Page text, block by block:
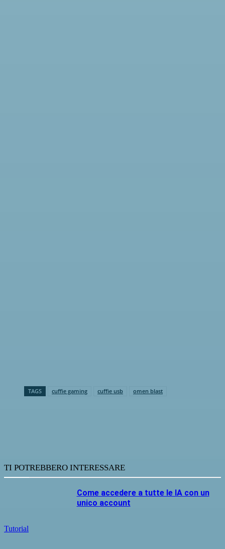
TAGS cuffie gaming cuffie usb omen blast
TI POTREBBERO INTERESSARE
Tutorial
Come accedere a tutte le IA con un
unico account